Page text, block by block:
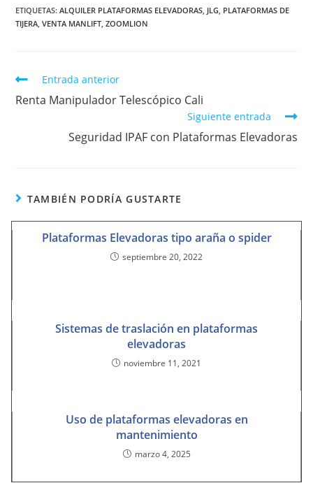
ETIQUETAS:ALQUILER PLATAFORMAS ELEVADORAS, JLG, PLATAFORMAS DE
TIJERA, VENTA MANLIFT, ZOOMLION
Entrada anterior
Renta Manipulador Telescópico Cali
Siguiente entrada
Seguridad IPAF con Plataformas Elevadoras
TAMBIÉN PODRÍA GUSTARTE
Plataformas Elevadoras tipo araña o spider
septiembre 20, 2022
Sistemas de traslación en plataformas
elevadoras
noviembre 11, 2021
Uso de plataformas elevadoras en
mantenimiento
marzo 4, 2025